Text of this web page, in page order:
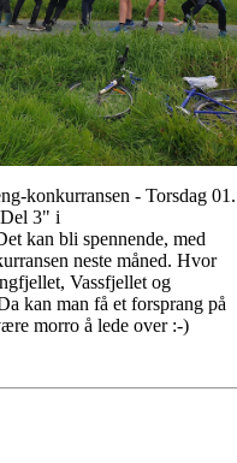
konkurransen - Torsdag 01.
3" i
kan bli spennende, med
neste måned. Hvor
Vassfjellet og
kan man få et forsprang på
morro å lede over :-)